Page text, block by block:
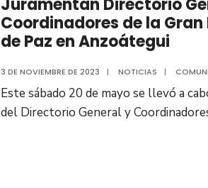
Juramentan Directorio
Coordinadores de la
de Paz en Anzoátegui
3 DE NOVIEMBRE DE 2023 | NOTICIAS |
Este sábado 20 de mayo se llevó a
del Directorio General y